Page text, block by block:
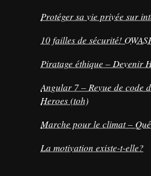
Protéger sa vie privée sur
10 failles de sécurité!
Piratage éthique – Devenir
Angular 7 – Revue de code
Heroes (toh)
Marche pour le climat –
La motivation existe-t-elle?